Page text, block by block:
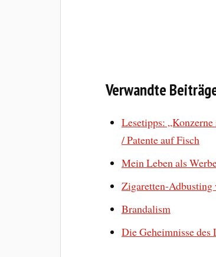
Verwandte
Lesetipps:
/ Patente auf Fisch
Mein Leben als
Zigaretten-Adbusting
Brandalism
Die Geheimnisse